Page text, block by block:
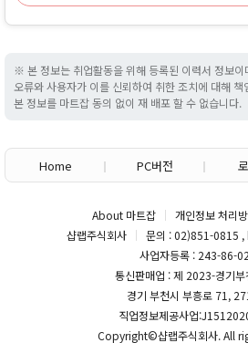
※ 본 정보는 취업활동을 위해 등록된 이력서 정보
오류와 사용자가 이를 신뢰하여 취한 조치에 대해
본 정보를 마트잡 동의 없이 재 배포 할 수 없습니다.
Home PC버전
About 마트잡 개인정보 처리
샵랩주식회사
문의 : 02)851-0815
사업자등록 : 243-86-
통신판매업 : 제 2023-경기
경기 부천시 부흥로 71,
직업정보제공사업
Copyright©샵랩주식회사. All